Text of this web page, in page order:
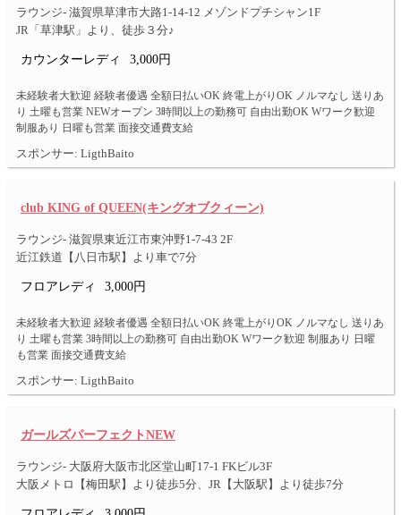
ラウンジ- 滋賀県草津市大路1-14-12 メゾンドプチシャン1F
JR「草津駅」より、徒歩３分♪
カウンターレディ 3,000円
未経験者大歓迎 経験者優遇 全額日払いOK 終電上がりOK ノルマなし 送りあ
り 土曜も営業 NEWオープン 3時間以上の勤務可 自由出勤OK Wワーク歓迎
制服あり 日曜も営業 面接交通費支給
スポンサー: LigthBaito
club KING of QUEEN(キングオブクィーン)
ラウンジ- 滋賀県東近江市東沖野1-7-43 2F
近江鉄道【八日市駅】より車で7分
フロアレディ 3,000円
未経験者大歓迎 経験者優遇 全額日払いOK 終電上がりOK ノルマなし 送りあ
り 土曜も営業 3時間以上の勤務可 自由出勤OK Wワーク歓迎 制服あり 日曜
も営業 面接交通費支給
スポンサー: LigthBaito
ガールズパーフェクトNEW
ラウンジ- 大阪府大阪市北区堂山町17-1 FKビル3F
大阪メトロ【梅田駅】より徒歩5分、JR【大阪駅】より徒歩7分